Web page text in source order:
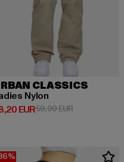
EUR
CLASSICS
Nylon
EURPreis: 28,20 EUR
59,99 EURAktionspreis: